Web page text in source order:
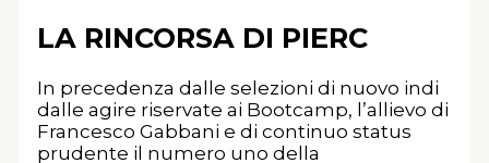
LA RINCORSA DI PIERC
In precedenza dalle selezioni di nuovo indi
dalle agire riservate ai Bootcamp, l’allievo di
Francesco Gabbani e di continuo status
prudente il numero uno della